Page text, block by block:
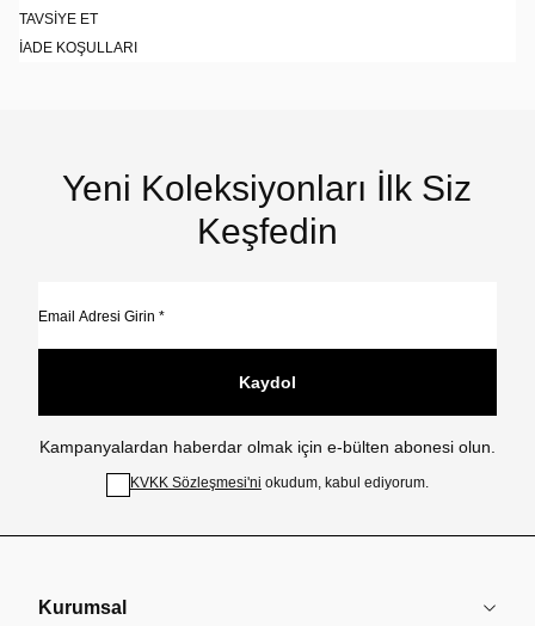
TAVSIYE ET
İADE KOŞULLARI
Yeni Koleksiyonları İlk Siz
Keşfedin
Kaydol
Kampanyalardan haberdar olmak için e-bülten abonesi olun.
KVKK Sözleşmesi'ni okudum, kabul ediyorum.
Kurumsal